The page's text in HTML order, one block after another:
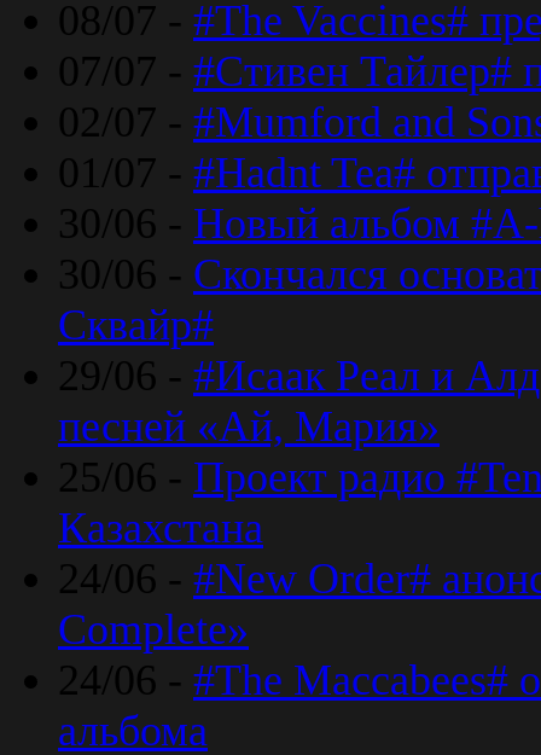
08/07 - #The Vaccines#
07/07 - #Стивен Тайлер#
02/07 - #Mumford and
01/07 - #Hadnt Tea#
30/06 - Новый альбом #A-
30/06 - Скончался
Сквайр#
29/06 - #Исаак Реал и
песней «Ай, Мария»
25/06 - Проект радио
Казахстана
24/06 - #New Order#
Complete»
24/06 - #The Maccabees#
альбома